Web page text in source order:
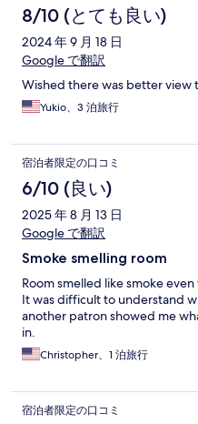
8/10 (とても良い)
2024 年 9 月 18 日
Google で翻訳
Wished there was better view
Yukio、3 泊旅行
宿泊者限定の口コミ
6/10 (良い)
2025 年 8 月 13 日
Google で翻訳
Smoke smelling room
Room smelled like smoke
It was difficult to understand
another patron showed me
in.
Christopher、1 泊旅行
宿泊者限定の口コミ